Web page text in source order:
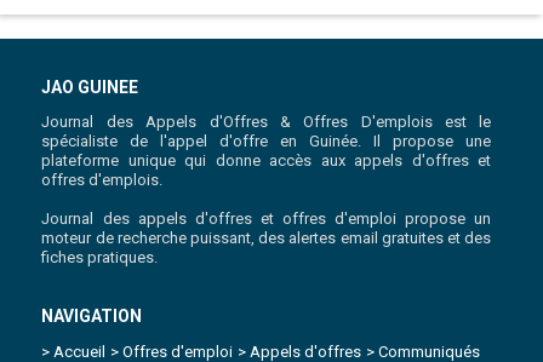
JAO GUINEE
Journal des Appels d'Offres & Offres D'emplois est le
spécialiste de l'appel d'offre en Guinée. Il propose une
plateforme unique qui donne accès aux appels d'offres et
offres d'emplois.
Journal des appels d'offres et offres d'emploi propose un
moteur de recherche puissant, des alertes email gratuites et des
fiches pratiques.
NAVIGATION
> Accueil > Offres d'emploi > Appels d'offres > Communiqués